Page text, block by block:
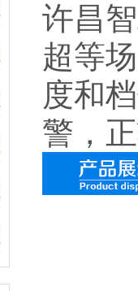
许昌
超等
度和
警，